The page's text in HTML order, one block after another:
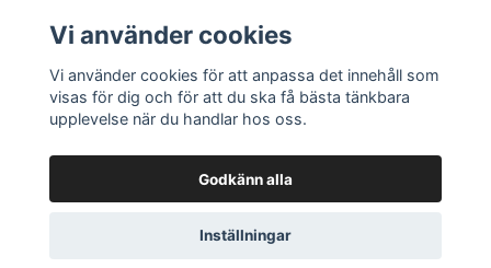
Om köp och returer
Vi använder cookies
Vi använder cookies för att anpassa det innehåll som
visas för dig och för att du ska få bästa tänkbara
upplevelse när du handlar hos oss.
Godkänn alla
Inställningar